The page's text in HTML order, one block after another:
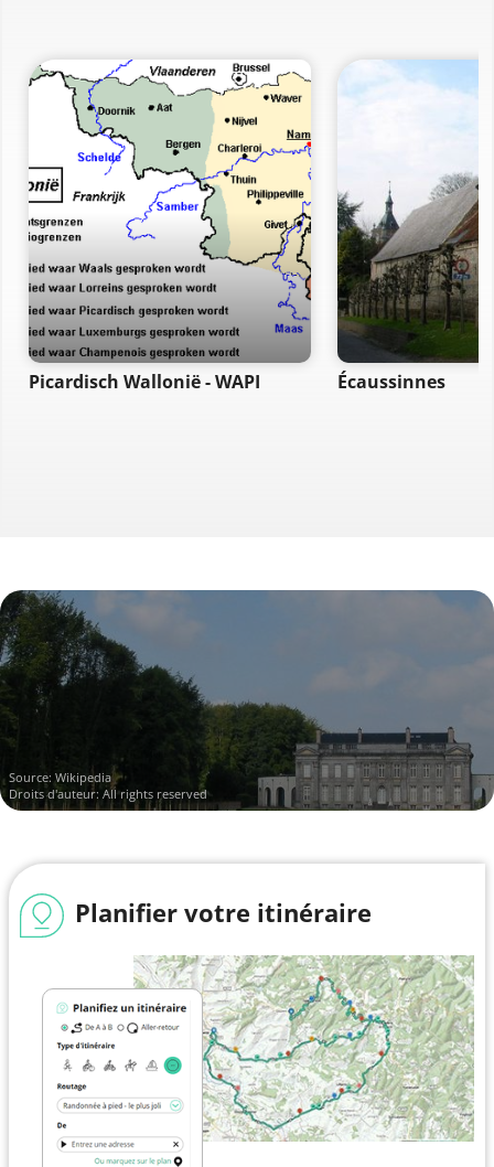
Picardisch Wallonië - WAPI Écaussinnes
Source:Wikipedia
Droits d'auteur: All rights reserved
Planifier votre itinéraire